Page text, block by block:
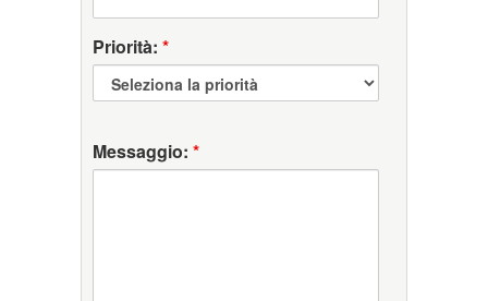
Priorità: *
Messaggio: *